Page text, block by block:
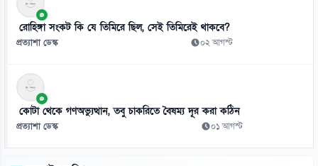
১১
সালমান খানকে প্রতারণার মামলায় আদালতে তলব
০৬ আগস্ট
১২
মিরাজের সেঞ্চুরিতে প্রথম ইনিংসে টাইগারদের সংগ্রহ ২৬৩ রান
০৬ আগস্ট
রোহিঙ্গা সংকট কি যে তিমিরে ছিল, সেই তিমিরেই থাকবে?
প্রত্যাশা ডেস্ক ০২ আগস্ট
কোটা থেকে গণঅভ্যুত্থান, তবু চাকরিতে বৈষম্য দূর করা কঠিন
প্রত্যাশা ডেস্ক ০১ আগস্ট